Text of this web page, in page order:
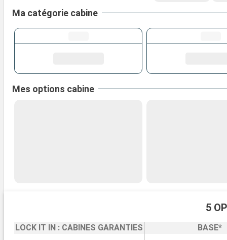
Ma catégorie cabine
Mes options cabine
5
LOCK IT IN : CABINES GARANTIES BASE*